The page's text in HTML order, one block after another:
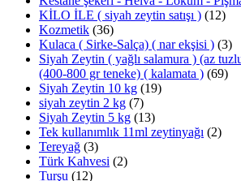
KİLO İLE ( siyah zeytin satışı ) (12)
Kozmetik (36)
Kulaca ( Sirke-Salça) ( nar ekşisi ) (3)
Siyah Zeytin ( yağlı salamura ) (az
(400-800 gr teneke) ( kalamata ) (69)
Siyah Zeytin 10 kg (19)
siyah zeytin 2 kg (7)
Siyah Zeytin 5 kg (13)
Tek kullanımlık 11ml zeytinyağı (2)
Tereyağ (3)
Türk Kahvesi (2)
Turşu (12)